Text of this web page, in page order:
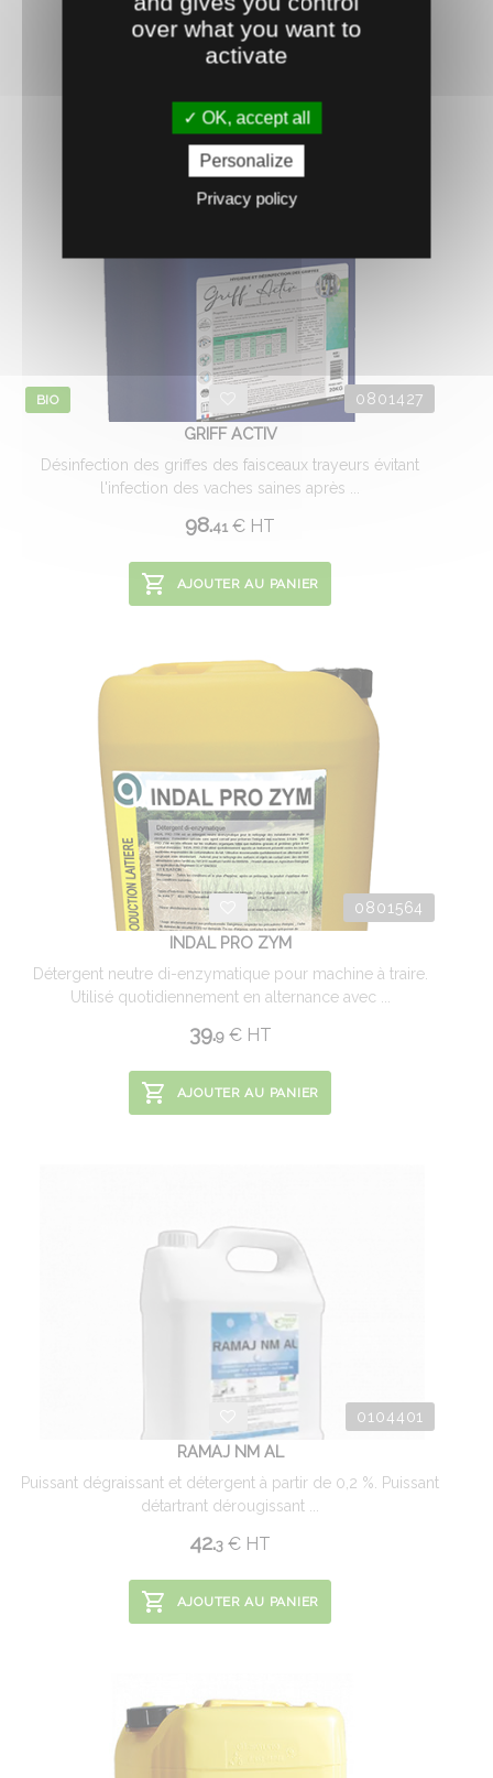
33. €HT
BIO 0801427
GRIFF ACTIV
Désinfection des griffes des faisceaux trayeurs évitant
l'infection des vaches saines après ...
98.41 € HT
AJOUTER AU PANIER
0801564
INDAL PRO ZYM
Détergent neutre di-enzymatique pour machine à traire.
Utilisé quotidiennement en alternance avec ...
39.9 €HT
AJOUTER AU PANIER
0104401
RAMAJ NM AL
Puissant dégraissant et détergent à partir de 0,2 %. Puissant
détartrant dérougissant ...
42.3 € HT
AJOUTER AU PANIER
over what you want to
activate
OK, accept all
Personalize
Privacy policy